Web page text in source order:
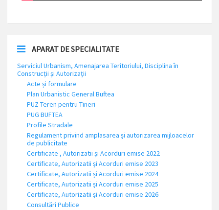
APARAT DE SPECIALITATE
Serviciul Urbanism, Amenajarea Teritoriului, Disciplina în
Construcții și Autorizații
Acte și formulare
Plan Urbanistic General Buftea
PUZ Teren pentru Tineri
PUG BUFTEA
Profile Stradale
Regulament privind amplasarea și autorizarea mijloacelor
de publicitate
Certificate , Autorizatii și Acorduri emise 2022
Certificate, Autorizatii și Acorduri emise 2023
Certificate, Autorizatii și Acorduri emise 2024
Certificate, Autorizatii și Acorduri emise 2025
Certificate, Autorizatii și Acorduri emise 2026
Consultări Publice